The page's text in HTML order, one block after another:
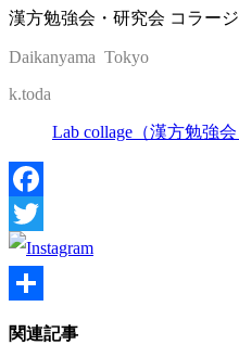
漢方勉強会・研究会 コラージ
Daikanyama Tokyo
k.toda
Lab collage（漢方勉強会
Facebook
Twitter
関連記事